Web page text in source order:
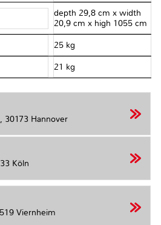
depth 29,8 cm x width
20,9 cm x high 1055 cm
25 kg
21 kg
30173 Hannover
Köln
Viernheim